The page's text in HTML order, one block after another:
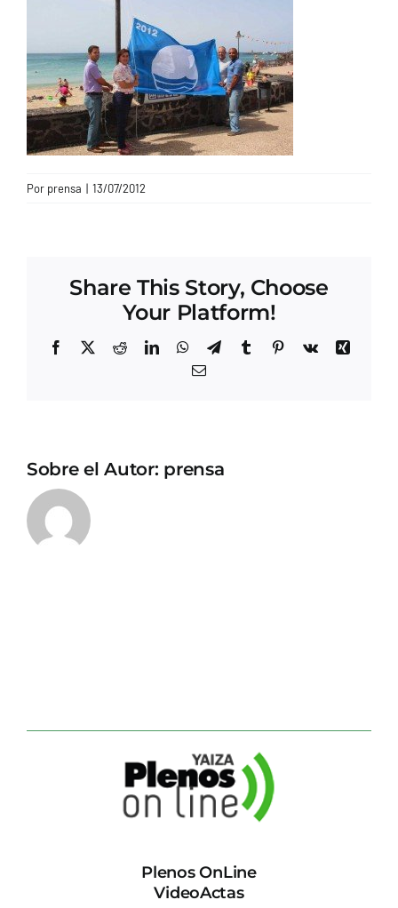
Por prensa | 13/07/2012
Share This Story, Choose
Your Platform!
Facebook
X RedditLinkedInWhatsApp
TelegramTumblrPinterest
Vk
Xing
Correo
Sobre el Autor: prensa
Plenos OnLine
VideoActas